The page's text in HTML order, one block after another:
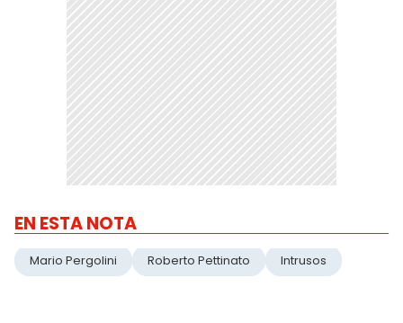
EN ESTA NOTA
Mario Pergolini Roberto Pettinato Intrusos